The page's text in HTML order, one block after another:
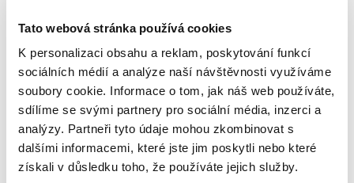
Tato webová stránka používá cookies
K personalizaci obsahu a reklam, poskytování funkcí
sociálních médií a analýze naší návštěvnosti využíváme
soubory cookie. Informace o tom, jak náš web používáte,
sdílíme se svými partnery pro sociální média, inzerci a
analýzy. Partneři tyto údaje mohou zkombinovat s
dalšími informacemi, které jste jim poskytli nebo které
získali v důsledku toho, že používáte jejich služby.